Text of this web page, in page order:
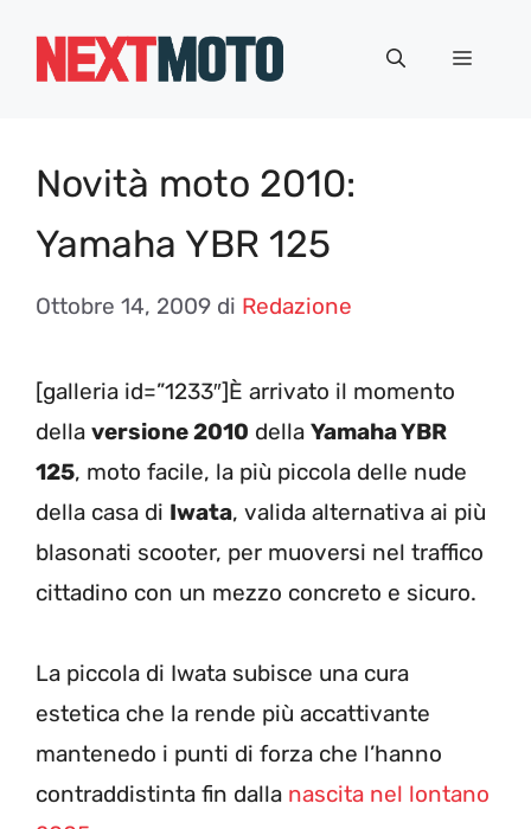
Menu
Novità moto 2010:
Yamaha YBR 125
Ottobre 14, 2009 di Redazione
[galleria id=”1233″]È arrivato il momento
della versione 2010 della Yamaha YBR
125, moto facile, la più piccola delle nude
della casa di Iwata, valida alternativa ai più
blasonati scooter, per muoversi nel traffico
cittadino con un mezzo concreto e sicuro.
La piccola di Iwata subisce una cura
estetica che la rende più accattivante
mantenedo i punti di forza che l’hanno
contraddistinta fin dalla nascita nel lontano